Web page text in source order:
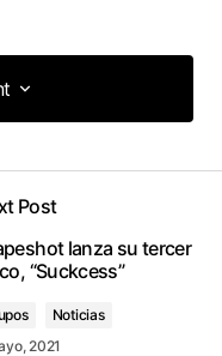
Post
lanza su tercer
“Suckcess”
Noticias
2021